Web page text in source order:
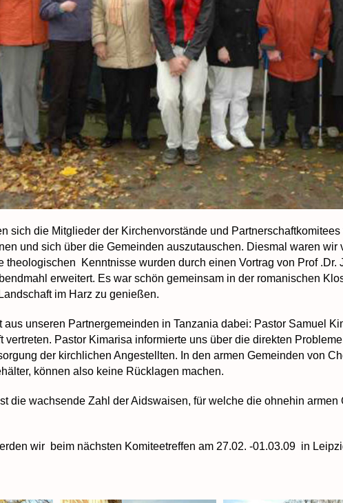
sich die Mitglieder der Kirchenvorstände und
und sich über die Gemeinden auszutauschen. Diesmal waren wir
theologischen Kenntnisse wurden durch einen Vortrag von Prof .Dr.
erweitert. Es war schön gemeinsam in der romanischen
im Harz zu genießen.
aus unseren Partnergemeinden in Tanzania dabei: Pastor Samuel
vertreten. Pastor Kimarisa informierte uns über die direkten
der kirchlichen Angestellten. In den armen Gemeinden von
können also keine Rücklagen machen.
die wachsende Zahl der Aidswaisen, für welche die ohnehin
wir beim nächsten Komiteetreffen am 27.02. -01.03.09 in